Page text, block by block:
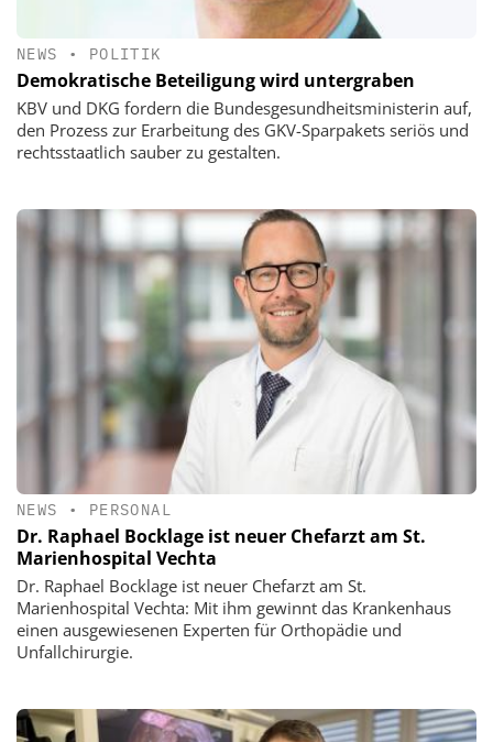
NEWS • POLITIK
Demokratische Beteiligung wird untergraben
KBV und DKG fordern die Bundesgesundheitsministerin auf,
den Prozess zur Erarbeitung des GKV-Sparpakets seriös und
rechtsstaatlich sauber zu gestalten.
NEWS • PERSONAL
Dr. Raphael Bocklage ist neuer Chefarzt am St.
Marienhospital Vechta
Dr. Raphael Bocklage ist neuer Chefarzt am St.
Marienhospital Vechta: Mit ihm gewinnt das Krankenhaus
einen ausgewiesenen Experten für Orthopädie und
Unfallchirurgie.